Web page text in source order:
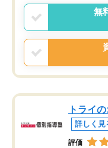
言う事で講師変更の
まりに短期での変更
う事にして退会しま
戻せ、授業内容や講
と思います。
無
トライ
詳しく見
評価